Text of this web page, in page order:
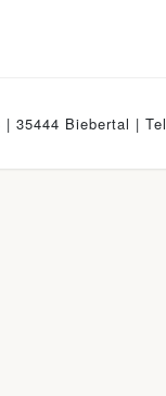
35444 Biebertal | Tel